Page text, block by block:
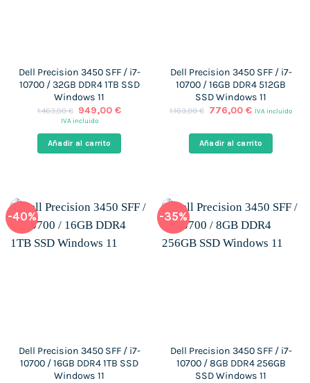
Dell Precision 3450 SFF / i7-
10700 / 32GB DDR4 1TB SSD
Windows 11
1.463,00€ El
precio
era:
1.463,00 €.
949,00€El
es:
IVA incluido
Añadir al carrito
Dell Precision 3450 SFF / i7-
10700 / 16GB DDR4 512GB
SSD Windows 11
1.163,00€ El
era:
1.163,00 €.
776,00€El
es:
776,00 €.
IVA incluido
Añadir al carrito
-40%
Dell Precision 3450 SFF / i7-
10700 / 16GB DDR4 1TB SSD
Windows 11
-35%
Dell Precision 3450 SFF / i7-
10700 / 8GB DDR4 256GB
SSD Windows 11